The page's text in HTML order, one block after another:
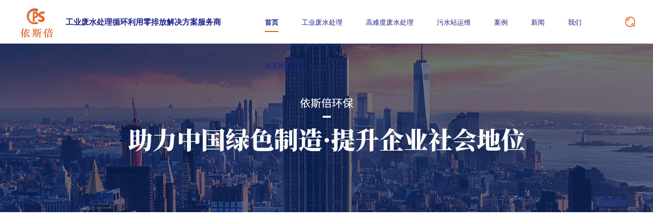
工业废水处理循环利用零排放解决方案服务商 首页 工业废水处理 高难度废水处理 污水站运维 案例 新闻 我们
联系依斯倍